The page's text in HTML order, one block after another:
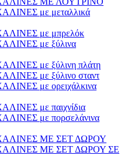
με μεταλλικά
με μπρελόκ
με ξύλινα
με ξύλινη πλάτη
με ξύλινο σταντ
με ορειχάλκινα
με παιχνίδια
με πορσελάνινα
ΜΕ ΣΕΤ ΔΩΡΟΥ
ΜΕ ΣΕΤ ΔΩΡΟΥ ΣΕ